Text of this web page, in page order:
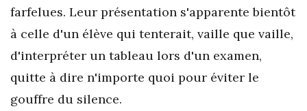
farfelues. Leur présentation s'apparente bientôt
à celle d'un élève qui tenterait, vaille que vaille,
d'interpréter un tableau lors d'un examen,
quitte à dire n'importe quoi pour éviter le
gouffre du silence.